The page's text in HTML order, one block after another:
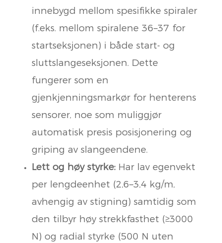
innebygd mellom spesifikke spiraler
(f.eks. mellom spiralene 36–37 for
startseksjonen) i både start- og
sluttslangeseksjonen. Dette
fungerer som en
gjenkjenningsmarkør for henterens
sensorer, noe som muliggjør
automatisk presis posisjonering og
griping av slangeendene.
Lett og høy styrke:Har lav egenvekt
per lengdeenhet (2,6–3,4 kg/m,
avhengig av stigning) samtidig som
den tilbyr høy strekkfasthet (≥3000
N) og radial styrke (500 N uten